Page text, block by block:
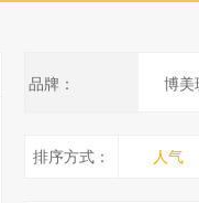
品牌： 博美
排序方式： 人气